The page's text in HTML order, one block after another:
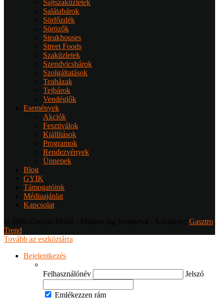
Sajtszaküzletek
Salátabárok
Sörfőzdék
Sörözők
Steakhouses
Street Foods
Szaküzletek
Szendvicsbárok
Szolgáltatások
Teaházak
Tejbárok
Vendéglők
Események
Akciók
Fesztiválok
Kiállítások
Programok
Rendezvények
Ünnepek
Blog
GYIK
Támogatóink
Médiaajánlat
Kapcsolat
Gasztro
Trend
Tovább az eszköztárra
Bejelentkezés
Felhasználónév Jelszó
Emlékezzen rám